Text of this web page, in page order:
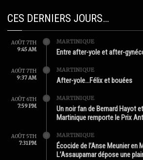
CES DERNIERS JOURS…
AOÛT 7TH
9:45 AM
MARTINIQUE
Entre after-yole et after-
AOÛT 7TH
9:37 AM
MARTINIQUE
After-yole…Félix et bouées
AOÛT 6TH
7:59 PM
MARTINIQUE
Un noir fan de Bernard Hayot
Martinique remporte le Prix
AOÛT 5TH
7:31 PM
MARTINIQUE
Écocide de l’Anse Meunier en
L’Assaupamar dépose une